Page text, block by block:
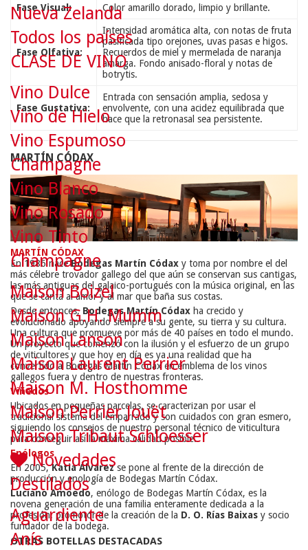
Fase Visual: Color amarillo dorado, limpio y brillante.
Fase Olfativa:
Intensidad aromática alta, con notas de fruta
pasificada tipo orejones, uvas pasas e higos.
Recuerdos de miel y mermelada de naranja
amarga. Fondo anisado-floral y notas de
botrytis.
Fase Gustativa:
Entrada con sensación amplia, sedosa y
envolvente, con una acidez equilibrada que
hace que la retronasal sea persistente.
MARTÍN CÓDAX
MARTÍN CÓDAX
En 1986 naceBodegas Martín Códax y toma por nombre el del
más célebre trovador gallego del que aún se conservan sus cantigas,
las más antiguas del galaico-portugués con la música original, en las
que se canta al amor y al mar que baña sus costas.
Desde entonces, Bodegas Martín Códax ha crecido y
evolucionado apoyando siempre a su gente, su tierra y su cultura.
Una cultura que promueve por más de 40 países en todo el mundo.
Un proyecto que comenzó con la ilusión y el esfuerzo de un grupo
de viticultores y que hoy en día es ya una realidad que ha
convertido a Bodegas Martín Códax en emblema de los vinos
gallegos fuera y dentro de nuestras fronteras.
Viñedos
Ubicados en pequeñas parcelas, se caracterizan por usar el
tradicional sistema del emparrado y son cuidados con gran esmero,
siguiendo los consejos de nuestro personal técnico de viticultura
para conseguir así la máxima calidad posible.
Enólogos
En 2005,Katia Álvarezse pone al frente de la dirección de
producción y enología de Bodegas Martín Códax.
Luciano Amoedo, enólogo de Bodegas Martín Códax, es la
novena generación de una familia enteramente dedicada a la
profesión, promotor de la creación de la D. O. Rías Baixas y socio
fundador de la bodega.
OTRAS BOTELLAS DESTACADAS
Nueva Zelanda
Todos los países
CLASE DE VINO
Vino Dulce
Vino de Hielo
Vino Espumoso
Champagne
Vino Blanco
Vino Rosado
Vino Tinto
Champagne
Maison Boizel
Maison G.H. Mumm
Maison Lanson
Maison Laurent Perrier
Maison M. Hosthomme
Maison Perrier Jouët
Maison Tribaut Schloesser
Novedades
Destilados
Aguardiente
Anís